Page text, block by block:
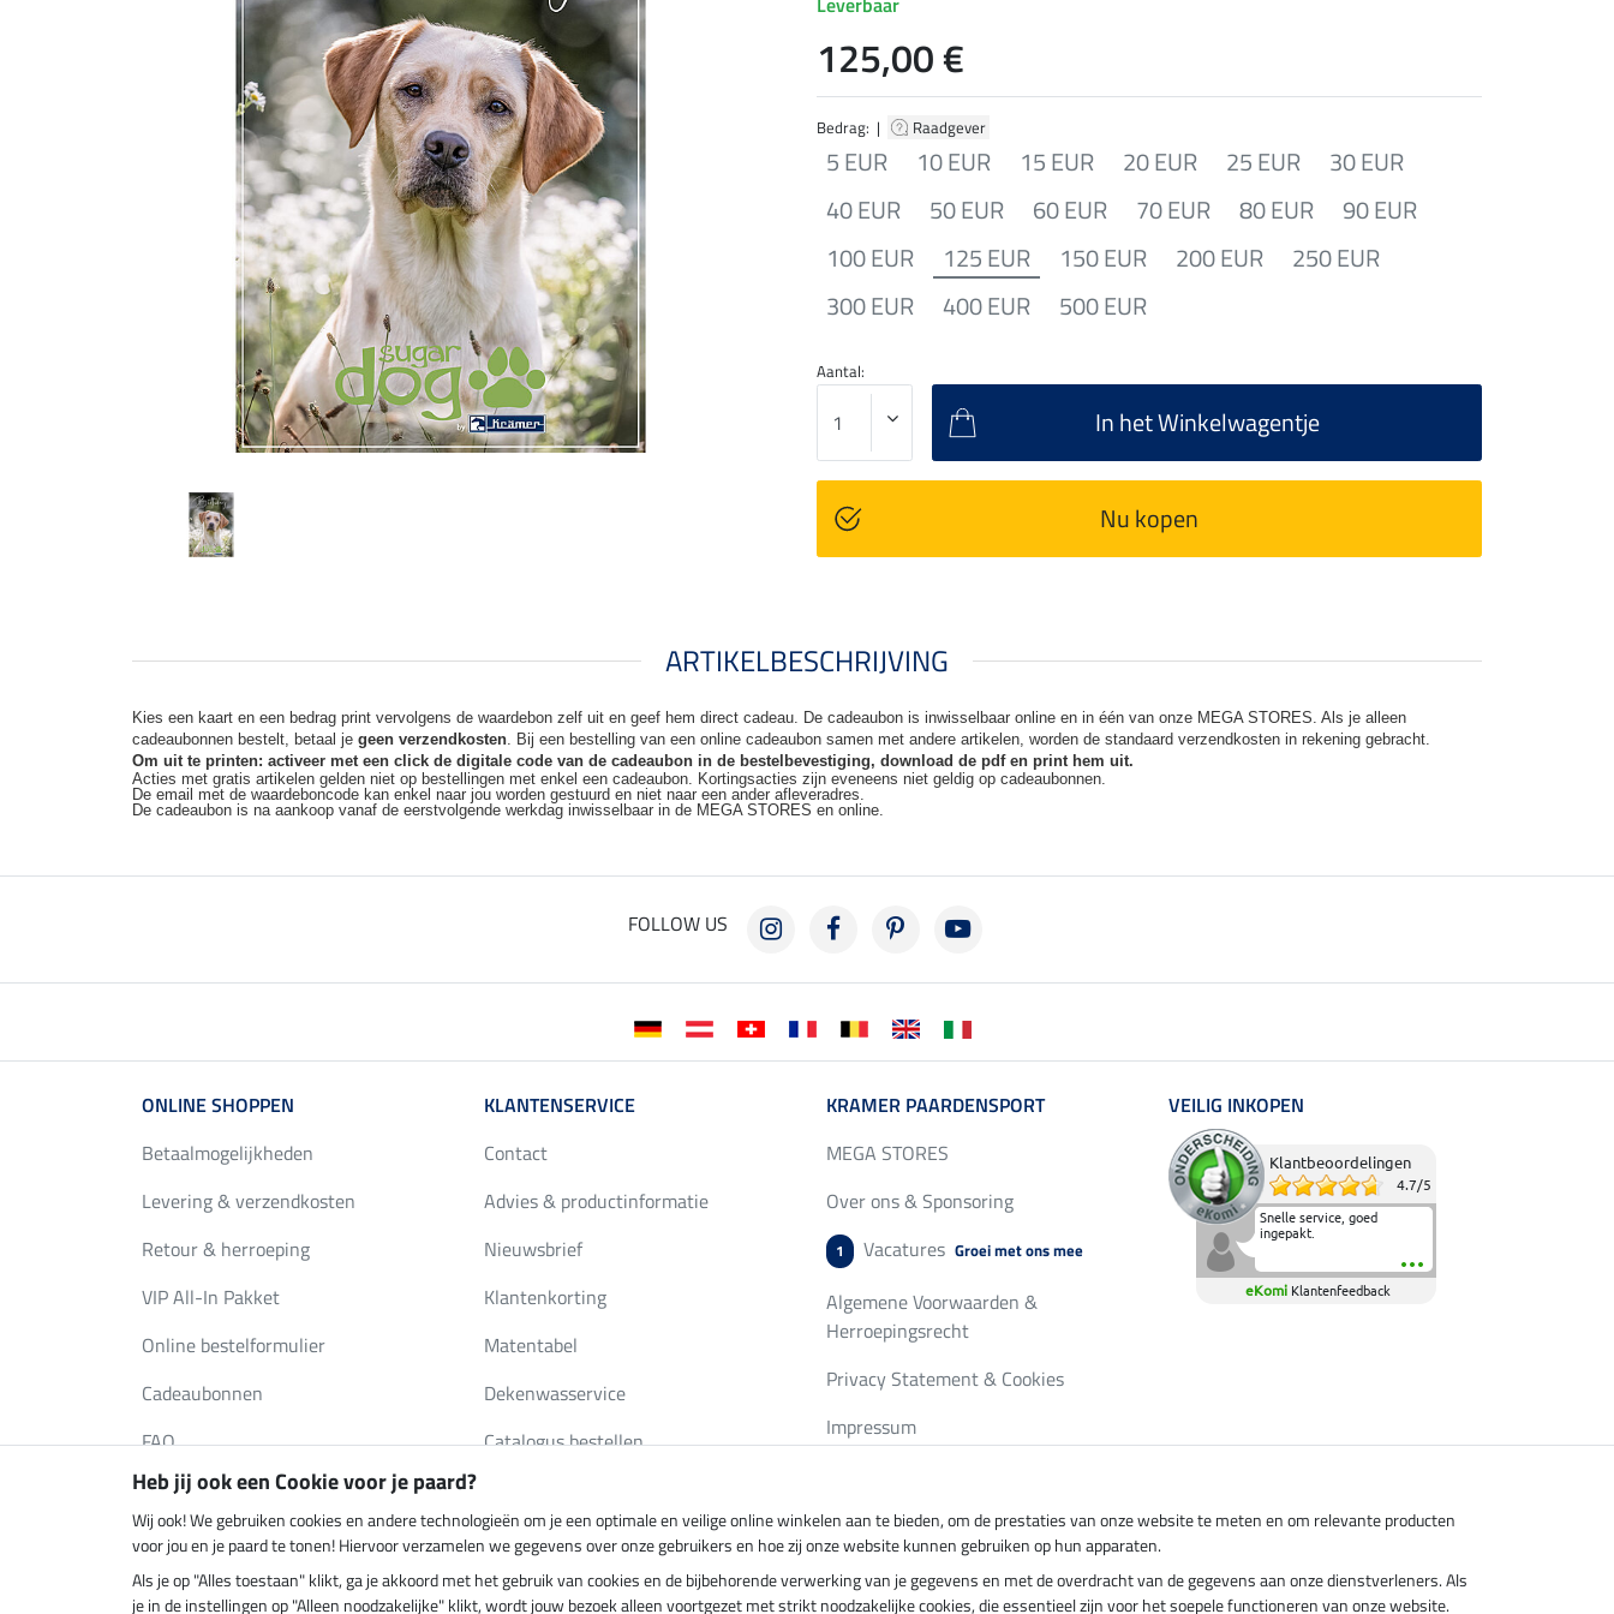
Bedrag: | Raadgever
5 EUR 10 EUR 15 EUR 20 EUR 25 EUR
30 EUR
40 EUR
50 EUR 60 EUR 70 EUR 80 EUR
90 EUR
100 EUR
125 EUR 150 EUR 200 EUR
250 EUR
300 EUR
400 EUR 500 EUR
125,00 €
Aantal:
In het Winkelwagentje
Nu kopen
ARTIKELBESCHRIJVING
Kies een kaart en een bedrag print vervolgens de waardebon zelf uit en geef hem direct cadeau. De cadeaubon is inwisselbaar online en in één van onze MEGA STORES. Als je alleen
cadeaubonnen bestelt, betaal je geen verzendkosten. Bij een bestelling van een online cadeaubon samen met andere artikelen, worden de standaard verzendkosten in rekening gebracht.
Om uit te printen: activeer met een click de digitale code van de cadeaubon in de bestelbevestiging, download de pdf en print hem uit.
Acties met gratis artikelen gelden niet op bestellingen met enkel een cadeaubon. Kortingsacties zijn eveneens niet geldig op cadeaubonnen.
De email met de waardeboncode kan enkel naar jou worden gestuurd en niet naar een ander afleveradres.
De cadeaubon is na aankoop vanaf de eerstvolgende werkdag inwisselbaar in de MEGA STORES en online.
FOLLOW US
ONLINE SHOPPEN
Betaalmogelijkheden
Levering & verzendkosten
Retour & herroeping
VIP All-In Pakket
Online bestelformulier
Cadeaubonnen
FAQ
KLANTENSERVICE
Contact
Advies & productinformatie
Nieuwsbrief
Klantenkorting
Matentabel
Dekenwasservice
Catalogus bestellen
KRAMER PAARDENSPORT
MEGA STORES
Over ons & Sponsoring
1 Vacatures Groei met ons mee
Algemene Voorwaarden &
Herroepingsrecht
Privacy Statement & Cookies
Impressum
VEILIG INKOPEN
Klantbeoordelingen
4.7/5
Snelle service, goed
ingepakt.
eKomi Klantenfeedback
Klimaatneutrale shop Verzending per Veilig betalen met
Heb jij ook een Cookie voor je paard?
Wij ook! We gebruiken cookies en andere technologieën om je een optimale en veilige online winkelen aan te bieden, om de prestaties van onze website te meten en om relevante producten
voor jou en je paard te tonen! Hiervoor verzamelen we gegevens over onze gebruikers en hoe zij onze website kunnen gebruiken op hun apparaten.
Als je op "Alles toestaan" klikt, ga je akkoord met het gebruik van cookies en de bijbehorende verwerking van je gegevens en met de overdracht van de gegevens aan onze dienstverleners. Als
je in de instellingen op "Alleen noodzakelijke" klikt, wordt jouw bezoek alleen voortgezet met strikt noodzakelijke cookies, die essentieel zijn voor het soepele functioneren van onze website.